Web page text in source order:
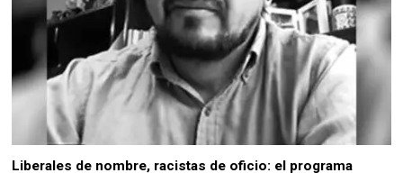
Liberales de nombre, racistas de oficio: el programa